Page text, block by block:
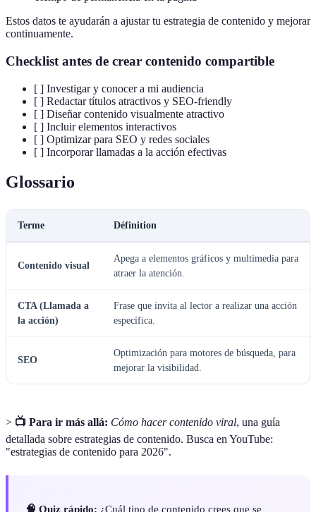
Estos datos te ayudarán a ajustar tu estrategia de contenido y mejorar
continuamente.
Checklist antes de crear contenido compartible
[ ] Investigar y conocer a mi audiencia
[ ] Redactar títulos atractivos y SEO-friendly
[ ] Diseñar contenido visualmente atractivo
[ ] Incluir elementos interactivos
[ ] Optimizar para SEO y redes sociales
[ ] Incorporar llamadas a la acción efectivas
Glossario
Terme Définition
Contenido visual
Apega a elementos gráficos y multimedia para
atraer la atención.
CTA (Llamada a
la acción)
Frase que invita al lector a realizar una acción
específica.
SEO
Optimización para motores de búsqueda, para
mejorar la visibilidad.
> 📺 Para ir más allá: Cómo hacer contenido viral, una guía
detallada sobre estrategias de contenido. Busca en YouTube:
"estrategias de contenido para 2026".
🧠 Quiz rápido: ¿Cuál tipo de contenido crees que se